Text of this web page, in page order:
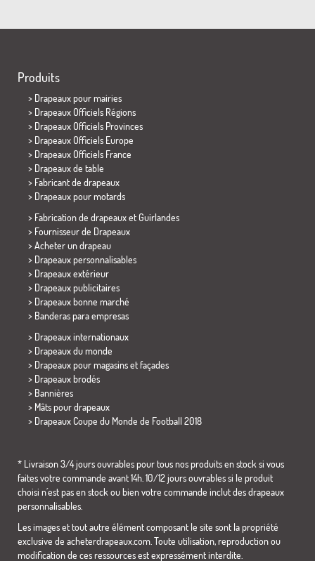
Produits
> Drapeaux pour mairies
> Drapeaux Officiels Régions
> Drapeaux Officiels Provinces
> Drapeaux Officiels Europe
> Drapeaux Officiels France
> Drapeaux de table
> Fabricant de drapeaux
> Drapeaux pour motards
> Fabrication de drapeaux et Guirlandes
> Fournisseur de Drapeaux
> Acheter un drapeau
> Drapeaux personnalisables
> Drapeaux extérieur
> Drapeaux publicitaires
> Drapeaux bonne marché
> Banderas para empresas
> Drapeaux internationaux
> Drapeaux du monde
> Drapeaux pour magasins et façades
> Drapeaux brodés
> Bannières
> Mâts pour drapeaux
> Drapeaux Coupe du Monde de Football 2018
* Livraison 3/4 jours ouvrables pour tous nos produits en stock si vous
faites votre commande avant 14h. 10/12 jours ouvrables si le produit
choisi n´est pas en stock ou bien votre commande inclut des drapeaux
personnalisables.
Les images et tout autre élément composant le site sont la propriété
exclusive de acheterdrapeaux.com. Toute utilisation, reproduction ou
modification de ces ressources est expressément interdite.